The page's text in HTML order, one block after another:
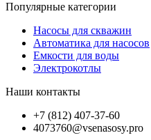
Популярные категории
Насосы для скважин
Автоматика для насосов
Емкости для воды
Электрокотлы
Наши контакты
+7 (812) 407-37-60
4073760@vsenasosy.pro